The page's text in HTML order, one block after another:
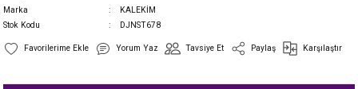
Marka
KALEKİM
Stok Kodu
DJNST678
Yorum Yaz Tavsiye Et Paylaş Karşılaştır